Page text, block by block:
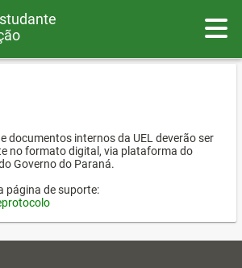
documentos internos da UEL deverão ser
no formato digital, via plataforma do
Governo do Paraná.
página de suporte: